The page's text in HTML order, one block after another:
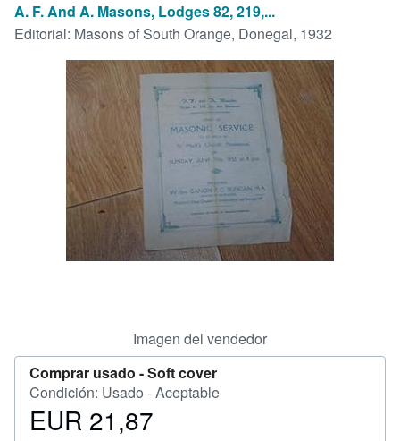
Colecciones
Arte y coleccionismo
Vendedores
Comenzar a vender
CERRAR
A. F. And A. Masons, Lodges 82, 219,...
Editorial: Masons of South Orange, Donegal, 1932
Imagen del vendedor
Comprar usado -Soft cover
Condición: Usado - Aceptable
Precio
EUR 21,87